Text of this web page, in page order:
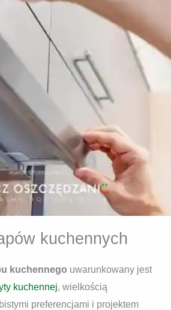
kuchennych
kuchennego uwarunkowany jest
kuchennej, wielkością
preferencjami i projektem